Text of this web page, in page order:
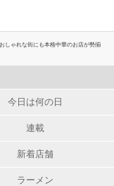
しゃれな街にも本格中華のお店が勢揃
今日は何の日
連載
新着店舗
ラーメン